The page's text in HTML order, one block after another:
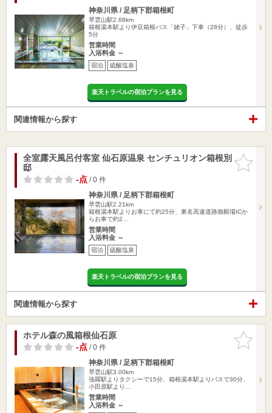
神奈川県 / 足柄下郡箱根町
早雲山駅2.68km
箱根湯本駅より伊豆箱根バス「姥子」下車（28分）、徒歩
5分
営業時間
入浴料金 ～
宿泊 硫酸塩泉
楽天トラベルの宿泊プランを見る
関連情報から探す
お気に入
りに追加
全室露天風呂付客室 仙石原温泉 センチュリオン箱根別
邸
-点/ 0 件
神奈川県 / 足柄下郡箱根町
早雲山駅2.21km
箱根湯本駅よりお車にて約25分、東名高速道路御殿場ICか
らお車で約2…
営業時間
入浴料金 ～
宿泊 硫酸塩泉
楽天トラベルの宿泊プランを見る
関連情報から探す
お気に入
りに追加
ホテル森の風箱根仙石原
-点/ 0 件
神奈川県 / 足柄下郡箱根町
早雲山駅3.00km
強羅駅よりタクシーで15分、箱根湯本駅よりバスで30分、
小田原駅より…
営業時間
入浴料金 ～